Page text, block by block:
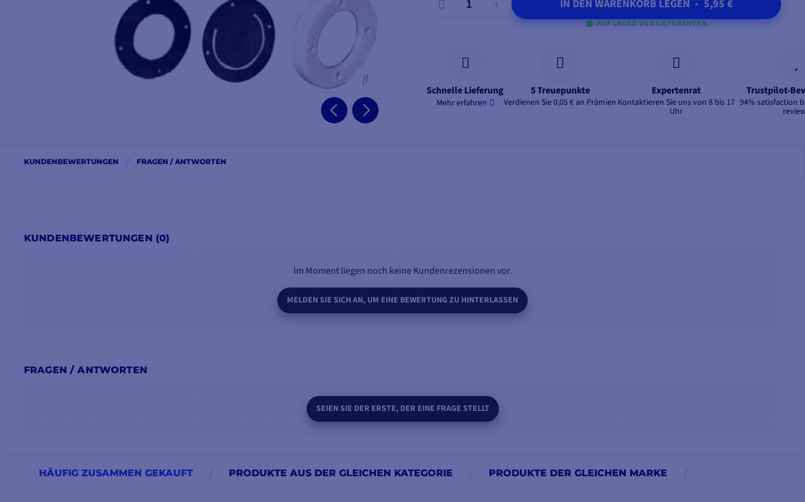
IN DEN WARENKORB LEGEN • 5,95 €
AUF LAGER DES LIEFERANTEN
Schnelle Lieferung
Mehr erfahren
5 Treuepunkte
Verdienen Sie 0,05 € an Prämien
Expertenrat
Kontaktieren Sie uns von 8 bis 17
Uhr
Trustpilot-
94% satisfaction
KUNDENBEWERTUNGEN FRAGEN / ANTWORTEN
KUNDENBEWERTUNGEN (0)
Im Moment liegen noch keine Kundenrezensionen vor.
MELDEN SIE SICH AN, UM EINE BEWERTUNG ZU HINTERLASSEN
FRAGEN / ANTWORTEN
SEIEN SIE DER ERSTE, DER EINE FRAGE STELLT
HÄUFIG ZUSAMMEN GEKAUFT PRODUKTE AUS DER GLEICHEN KATEGORIE PRODUKTE DER GLEICHEN MARKE